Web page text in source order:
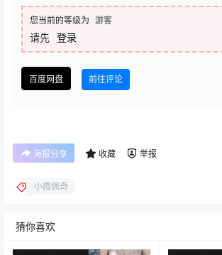
您当前的等级为 游客
请先 登录
百度网盘 前往评论
海报分享 收藏 举报
小霞佩奇
猜你喜欢